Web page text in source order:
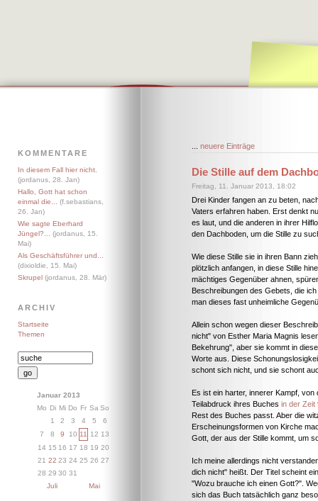
neuere Einträge
Die Stille auf dem
Freitag, 11. Januar 2013, 18:02
Drei Kinder fangen an zu beten,
Vaters erfahren haben. Erst denkt
es laut, und die anderen in ihrer
den Dachboden, um die Stille zu
Wie diese Stille sie in ihren Bann
plötzlich anfangen, in diese Stille
mächtiges Gegenüber ahnen,
Beschreibungen des Gebets, die
man dieses fast unheimliche
Allein schon wegen dieser
nicht" von Esther Maria Magnis
Bekehrung", aber sie kommt in
Worte aus. Diese
schont sich nicht, und sie schont
Es ist ein harter, innerer Kampf,
Teilabdruck ihres Buches in der Zeit
Rest des Buches passt. Aber die
Erscheinungsformen von Kirche
Gott, der aus der Stille kommt, um
Ich meine allerdings nicht
dich nicht" heißt. Der Titel scheint
"Wozu brauche ich einen Gott?".
sich das Buch tatsächlich ganz
KOMMENTARE
In diesem Fall hier nicht.
(jordanus, 28. Jan)
Hallo, Gott hat schon
einmal die...
(f.sebastians,
26. Jan)
Wie sagte Eberhard
Jüngel?...
(jordanus, 15.
Mai)
Als Geschäftsführer und...
(dixioldie, 15. Mai)
Skrupel (jordanus, 28. Mär)
ARCHIV
Startseite
Themen
Januar 2013
Mo Di Mi Do Fr Sa So
1
2 3 4 5
6
7
8 9 10 11 12 13
14 15 16 17 18 19 20
21 22 23 24 25 26 27
28 29 30 31
Juli
Mai